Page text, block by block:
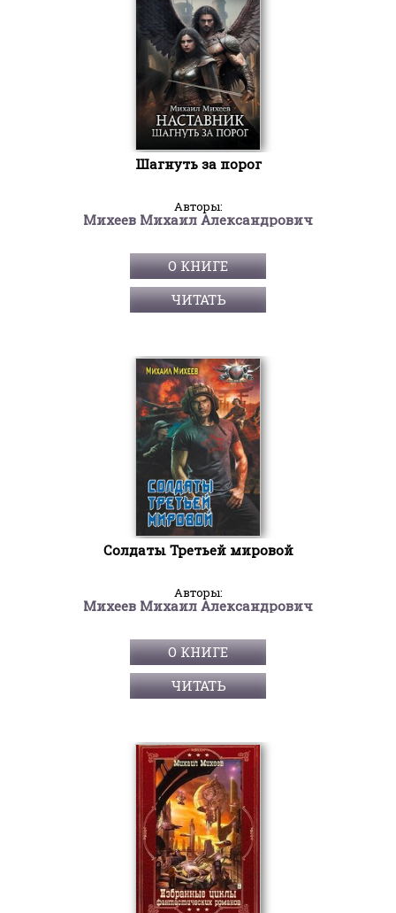
Шагнуть за порог
Авторы:
Михеев Михаил Александрович
О КНИГЕ
ЧИТАТЬ
Солдаты Третьей мировой
Авторы:
Михеев Михаил Александрович
О КНИГЕ
ЧИТАТЬ